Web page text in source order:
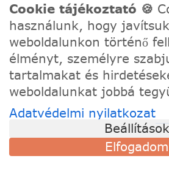
Telefon:0630/2150557
Ügyfélszolgálati e-mail:
Egyedi képes számfestőkkel
egyedi@festede.hu
Csatlakozz 19.000 fős
Cookie tájékoztató 🍪
használunk, hogy
weboldalunkon történő
élményt, személyre
tartalmakat és
weboldalunkat jobbá
Adatvédelmi nyilatkozat
Beállítások
Elfogadom